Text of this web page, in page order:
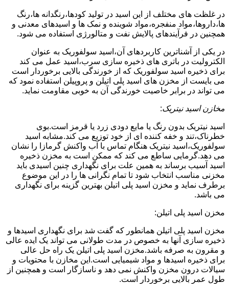
در غلظت های مختلف از این اسید در تولید کودها،رنگدانه ها،رنگ
ها،داروها،مواد منفجره،مواد شوینده و نمک ها و اسیدهای معدنی و
همچنین در فرآیندهای پالایش نفت و متالورژی استفاده می شود.
در یکی از آشناترین کاربردهای آن،اسید سولفوریک به عنوان
الکترولیت در باتری های ذخیره سازی سرب،اسید عمل می کند
برای ذخیره اسید سولفوریک که از خورندگی بالایی برخوردار است
می بایست از مخزن های اسید پلی اتیلن و پروپیلن استفاده نمود که
می تواند در برابر خاصیت خورندگی آن به خوبی مقاومت نماید.
مخازن اسید نیتریک:
اسید نیتریک بدون رنگ یا مایع دودی زرد یا قرمز است.بوی
خطرناک،تند و خفه کننده ای از خود توزیع می کند.مشابه اسید
سولفوریک،اسید نیتریک هنگام تماس با آب واکنش گرمازا را نشان
می دهد.گرمایی ساطع می کند که ممکن است به مخزن ذخیره
اسید آسیب برساند به همین علت برای نگهداری چنین اسیدی باید
مخزنی مناسب انتخاب شود تا تمام نگرانی ها را در این موضوع
برطرف نماید و مخزن اسید پلی اتیلن بهترین گزینه برای نگهداری
می باشد.
مخزن اسید پلی اتیلن:
مخزن اسید پلی اتیلن همانطور که گفت شد برای نگهداری اسیدها و
ذخیره سازی آنها به خصوص در مدت طولانی می تواند یک ایده عالی
و مقرون به صرفه باشد.مخزن اسید پلی اتیلن یک راه حل عالی
برای ذخیره اسیدها و مواد شیمیایی است.این مخازن با محتویات و
سیالات درون مخزن واکنش نمی دهد و ناسازگار است و همچنین از
طول عمر بالایی برخوردار است.